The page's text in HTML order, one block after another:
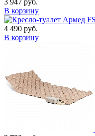
В корзину
4 490 руб.
В корзину